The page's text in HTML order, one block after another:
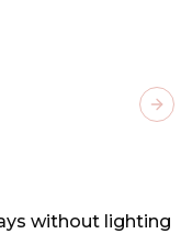
without lighting